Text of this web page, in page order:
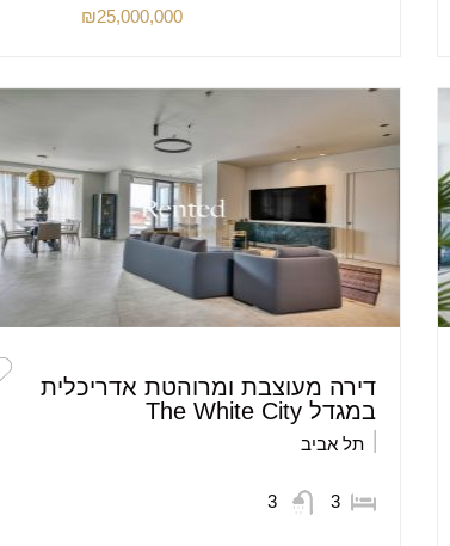
₪25,000,000
דירה מעוצבת ומרוהטת אדריכלית
במגדל The White City
תל אביב
3
3